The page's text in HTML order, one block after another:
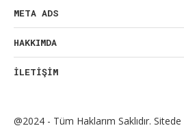
META ADS
HAKKIMDA
İLETIŞIM
@2024 - Tüm Haklarım Saklıdır. Sitede